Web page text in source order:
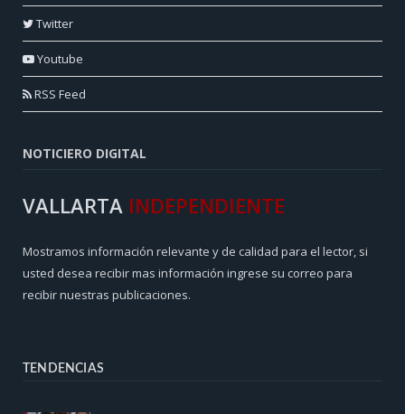
Twitter
Youtube
RSS Feed
NOTICIERO DIGITAL
VALLARTA INDEPENDIENTE
Mostramos información relevante y de calidad para el lector, si
usted desea recibir mas información ingrese su correo para
recibir nuestras publicaciones.
TENDENCIAS